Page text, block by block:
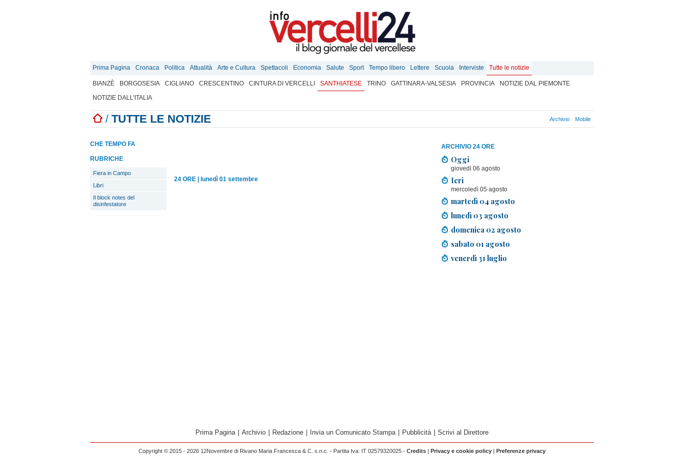
Prima Pagina Cronaca Politica Attualità Arte e Cultura Spettacoli Economia Salute Sport Tempo libero Lettere Scuola Interviste Tutte le notizie
BIANZÈ BORGOSESIA CIGLIANO CRESCENTINO CINTURA DI VERCELLI SANTHIATESE TRINO GATTINARA-VALSESIA PROVINCIA
NOTIZIE DAL PIEMONTE
NOTIZIE DALL'ITALIA
/ TUTTE LE NOTIZIE Archivio Mobile
ARCHIVIO 24 ORE
Oggi
giovedì 06 agosto
Ieri
mercoledì 05 agosto
martedì 04 agosto
lunedì 03 agosto
domenica 02 agosto
sabato 01 agosto
venerdì 31 luglio
CHE TEMPO FA
RUBRICHE
Fiera in Campo
Libri
Il block notes del
disinfestatore
24 ORE lunedì 01 settembre
Prima Pagina Archivio Redazione Invia un Comunicato Stampa Pubblicità Scrivi al Direttore
Copyright © 2015 - 2026 12Novembre di Rivano Maria Francesca & C. s.n.c. - Partita Iva: IT 02579320025 - Credits | Privacy e cookie policy | Preferenze privacy